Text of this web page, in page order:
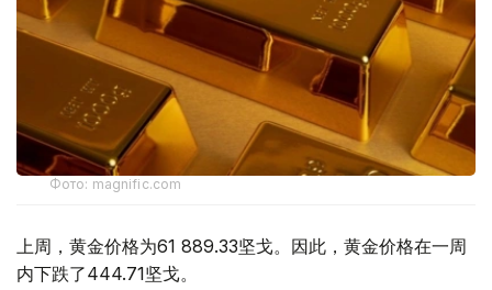
Фото: magnific.com
上周，黄金价格为61 889.33坚戈。因此，黄金价格在一周
内下跌了444.71坚戈。